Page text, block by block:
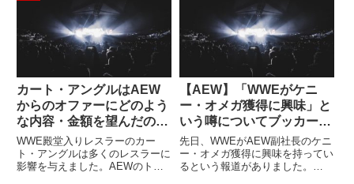
カート・アングルはAEW
からのオファーにどのよう
な内容・金額を望んだの
か？
WWE殿堂入りレスラーのカー
ト・アングルは多くのレスラーに
影響を与えました。AEWのトッ
【AEW】「WWEがケニ
ー・オメガ獲得に興味」と
いう噂についてブッカーT
が持論を語る。「AJスタ
イルズと戦いたい、と思う
かも」
先日、WWEがAEW副社長のケニ
ー・オメガ獲得に興味を持ってい
るという報道がありました。